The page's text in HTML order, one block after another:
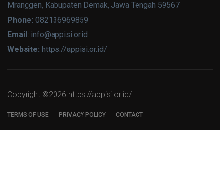
Mranggen, Kabupaten Demak, Jawa Tengah 59567
Phone: 082136969859
Email: info@appisi.or.id
Website: https://appisi.or.id/
Copyright ©2026 https://appisi.or.id/
TERMS OF USE PRIVACY POLICY CONTACT